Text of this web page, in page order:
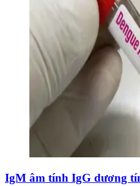
IgM âm tính IgG dương